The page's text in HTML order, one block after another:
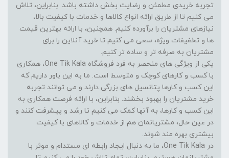
تجربه خریدی مطمئن و رضایت بخش داشته باشد. بنابراین، تلاش
می کنیم تا از طریق ارائه انواع کالاها و خدمات با کیفیت بالا،
نیازهای مشتریان را برآورده کنیم. همچنین، با ارائه بهترین قیمت
ها و تخفیفات ویژه، سعی می کنیم تا خرید آنلاین را برای
مشتریان به صرفه تر و ساده تر کنیم.
یکی از ویژگی های منحصر به فرد فروشگاه One Tik Kala، همکاری
با کسب و کارهای کوچک و متوسط است. ما به این باور داریم که
این کسب و کارها پتانسیل های بزرگی دارند و می توانند تجربه
خرید مشتریان را بهبود بخشند. بنابراین، با ارائه فرصت همکاری به
این کسب و کارها، به آنها کمک می کنیم تا رشد و پیشرفت کنند و
در عین حال، مشتریانمان هم از خدمات و کالاهای با کیفیت
بیشتری بهره مند شوند.
در One Tik Kala، ما به دنبال ایجاد رابطه ای مستدام و موثر با